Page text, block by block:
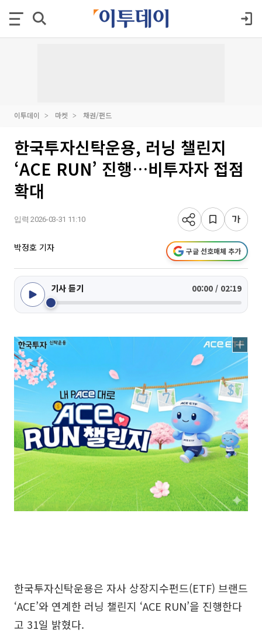
이투데이 마켓 채권/펀드
한국투자신탁운용, 러닝 챌린지
‘ACE RUN’ 진행…비투자자 접점
확대
입력 2026-03-31 11:10
박정호 기자 구글 선호매체 추가
기사 듣기 00:00 / 02:19
한국투자신탁운용은 자사 상장지수펀드(ETF) 브랜드
‘ACE’와 연계한 러닝 챌린지 ‘ACE RUN’을 진행한다
고 31일 밝혔다.